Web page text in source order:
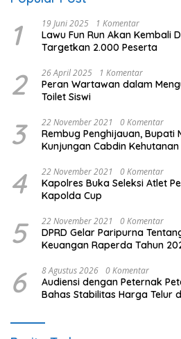
1 19 Juni 2025 1 Komentar
Lawu Fun Run Akan Kembali
Targetkan 2.000 Peserta
2 26 April 2025 1 Komentar
Peran Wartawan dalam
Toilet Siswi
3 22 November 2021 0 Komentar
Rembug Penghijauan, Bupati
Kunjungan Cabdin
4 22 November 2021 0 Komentar
Kapolres Buka Seleksi Atlet
Kapolda Cup
5 22 November 2021 0 Komentar
DPRD Gelar Paripurna
Keuangan Raperda Tahun
6 8 Agustus 2026 0 Komentar
Audiensi dengan Peternak
Bahas Stabilitas Harga Telur